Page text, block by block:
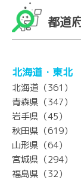
都道
北海道・東北
北海道（361）
青森県（347）
岩手県（45）
秋田県（619）
山形県（64）
宮城県（294）
福島県（32）